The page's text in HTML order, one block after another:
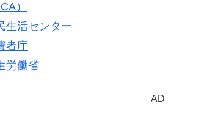
）
生活センター
者庁
労働省
AD